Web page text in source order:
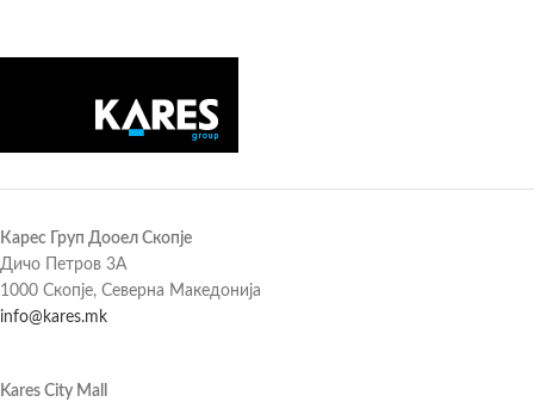
Карес Груп Дооел Скопје
Дичо Петров 3А
1000 Скопје, Северна Македонија
info@kares.mk
Kares City Mall